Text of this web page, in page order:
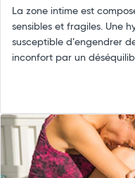
La zone intime est
sensibles et fragiles. Une
susceptible d’engendrer
inconfort par un